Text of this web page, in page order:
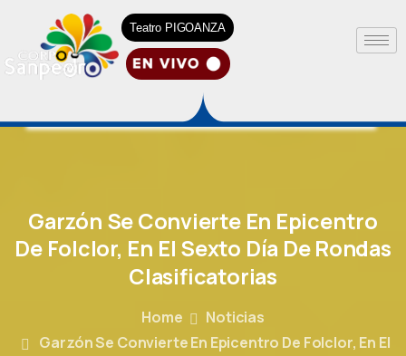
Teatro PIGOANZA
Garzón SeConvierte En Epicentro
De Folclor, En El Sexto Día De Rondas
Clasificatorias
Home
Noticias
Garzón Se Convierte En Epicentro De Folclor, En El